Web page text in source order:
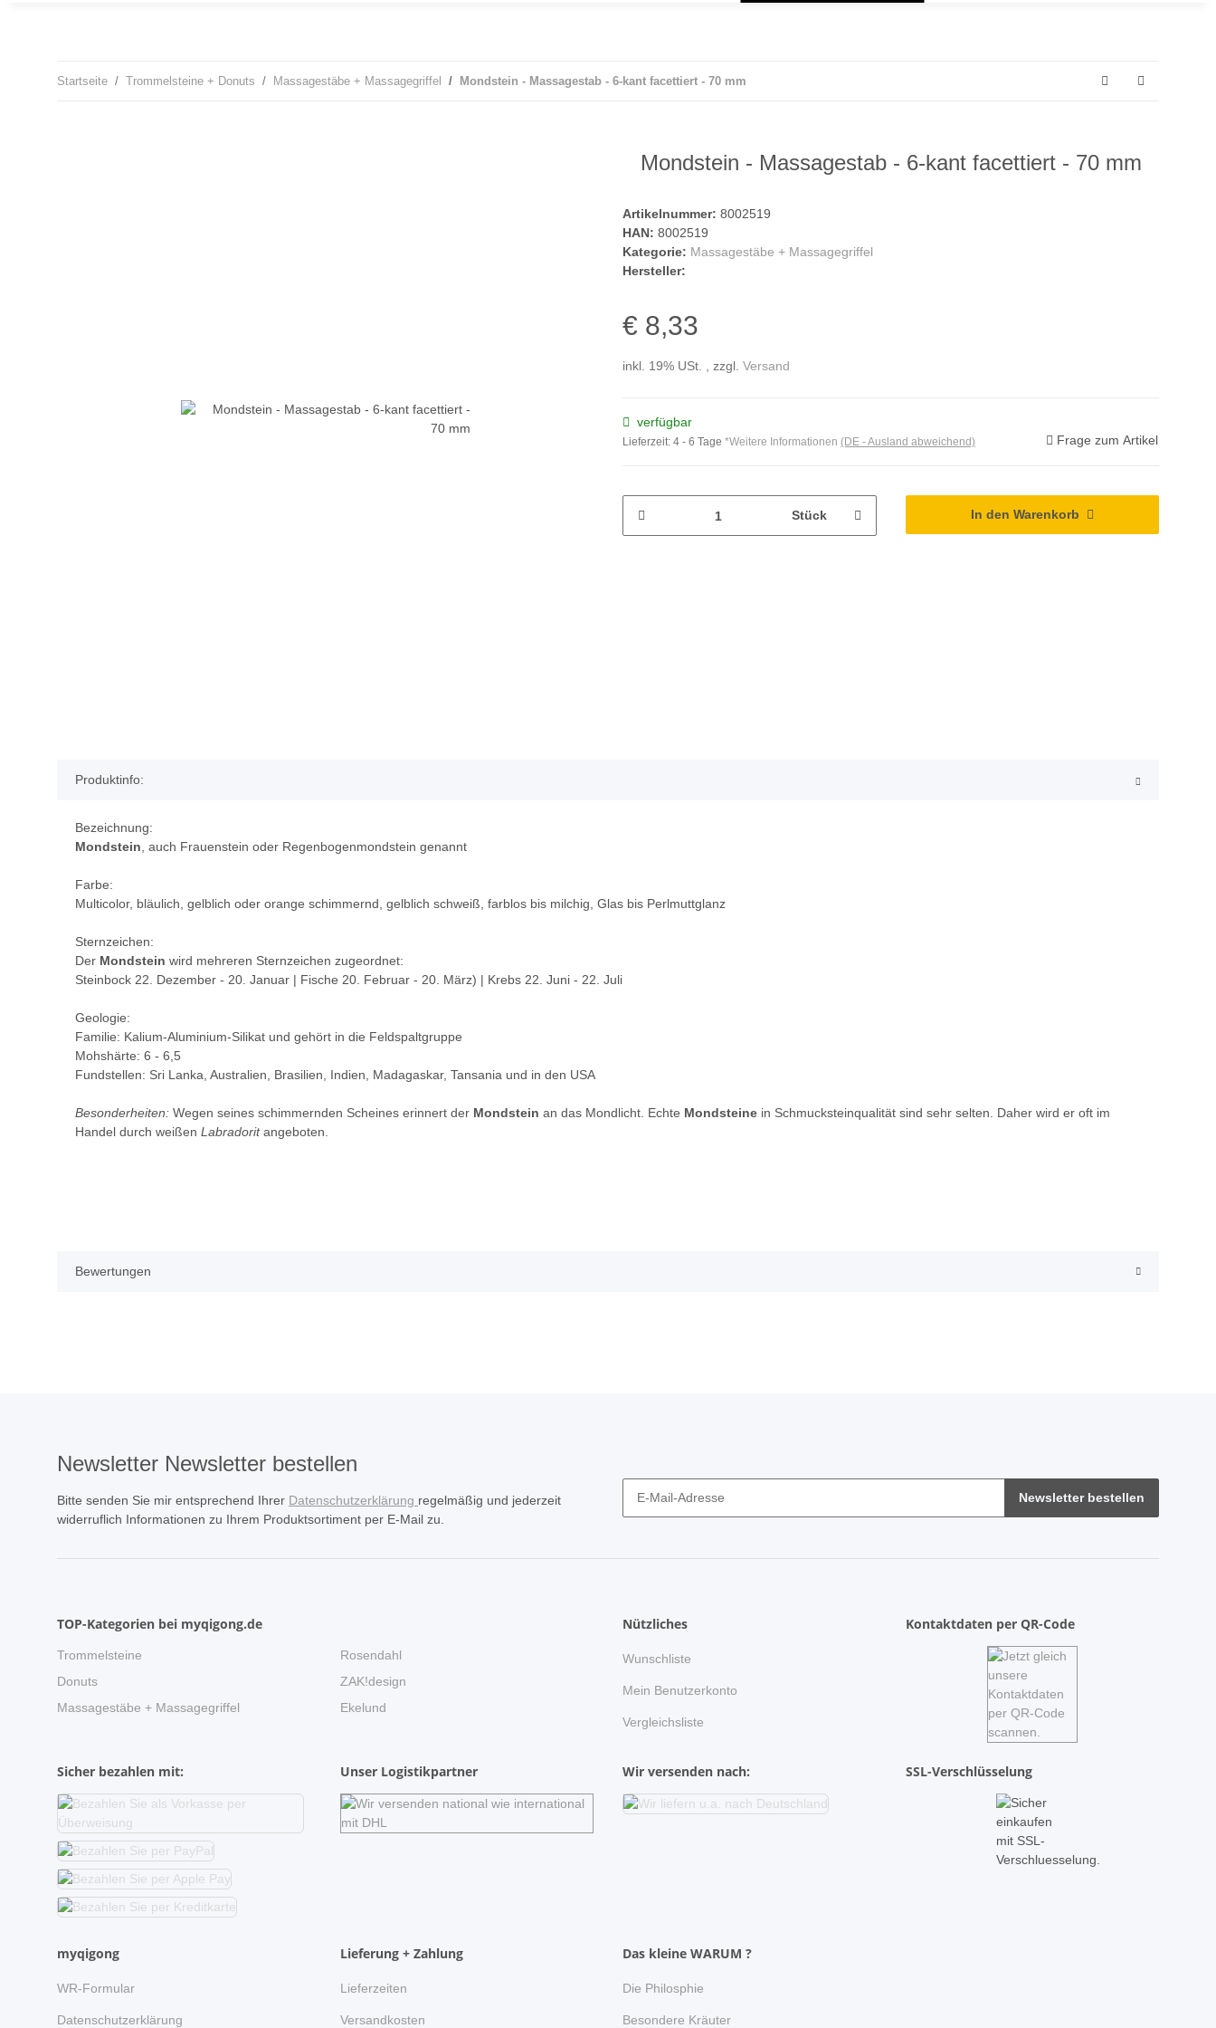
Startseite Trommelsteine + Donuts Massagestäbe + Massagegriffel Mondstein - Massagestab - 6-kant facettiert - 70 mm
Mondstein - Massagestab - 6-kant facettiert - 70 mm
Artikelnummer: 8002519
HAN: 8002519
Kategorie: Massagestäbe + Massagegriffel
Hersteller:
€ 8,33
inkl. 19% USt. , zzgl. Versand
verfügbar
Lieferzeit: 4 - 6 Tage *Weitere Informationen (DE - Ausland abweichend) Frage zum Artikel
Stück In den Warenkorb
Produktinfo:
Bezeichnung:
Mondstein, auch Frauenstein oder Regenbogenmondstein genannt
Farbe:
Multicolor, bläulich, gelblich oder orange schimmernd, gelblich schweiß, farblos bis milchig, Glas bis Perlmuttglanz
Sternzeichen:
Der Mondstein wird mehreren Sternzeichen zugeordnet:
Steinbock 22. Dezember - 20. Januar | Fische 20. Februar - 20. März) | Krebs 22. Juni - 22. Juli
Geologie:
Familie: Kalium-Aluminium-Silikat und gehört in die Feldspaltgruppe
Mohshärte: 6 - 6,5
Fundstellen: Sri Lanka, Australien, Brasilien, Indien, Madagaskar, Tansania und in den USA
Besonderheiten: Wegen seines schimmernden Scheines erinnert der Mondstein an das Mondlicht. Echte Mondsteine in Schmucksteinqualität sind sehr selten. Daher wird er oft im
Handel durch weißen Labradoritangeboten.
Bewertungen
Newsletter Newsletter bestellen
Bitte senden Sie mir entsprechend Ihrer Datenschutzerklärung regelmäßig und jederzeit
widerruflich Informationen zu Ihrem Produktsortiment per E-Mail zu.
Newsletter bestellen
TOP-Kategorien bei myqigong.de
Trommelsteine
Donuts
Massagestäbe + Massagegriffel
Rosendahl
ZAK!design
Ekelund
Nützliches
Wunschliste
Mein Benutzerkonto
Vergleichsliste
Kontaktdaten per QR-Code
Sicher bezahlen mit: Unser Logistikpartner Wir versenden nach: SSL-Verschlüsselung
myqigong
WR-Formular
Datenschutzerklärung
Lieferung + Zahlung
Lieferzeiten
Versandkosten
Das kleine WARUM ?
Die Philosphie
Besondere Kräuter